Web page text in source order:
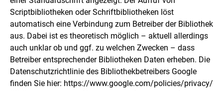
Scriptbibliotheken oder Schriftbibliotheken löst
automatisch eine Verbindung zum Betreiber der Bibliothek
aus. Dabei ist es theoretisch möglich – aktuell allerdings
auch unklar ob und ggf. zu welchen Zwecken – dass
Betreiber entsprechender Bibliotheken Daten erheben. Die
Datenschutzrichtlinie des Bibliothekbetreibers Google
finden Sie hier: https://www.google.com/policies/privacy/